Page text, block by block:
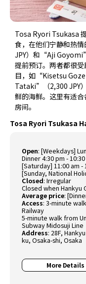
Tosa Ryori Tsukasa
食，在他们宁静和热
JPY）和“Aji
提前预订。两者都很
目，如“Kisetsu
Tataki”（2,300 JPY
鲜的海鲜。这里有适
房间。
Tosa Ryori Tsukasa
Open: [Weekdays]
Dinner 4:30 pm -
[Saturday] 11:00 am -
[Sunday, National
Closed: Irregular
Closed when Hankyu
Average price:
Access: 3-minute
Railway
5-minute walk from
Subway Midosuji Line
Address: 28F,
ku, Osaka-shi, Osaka
More Details